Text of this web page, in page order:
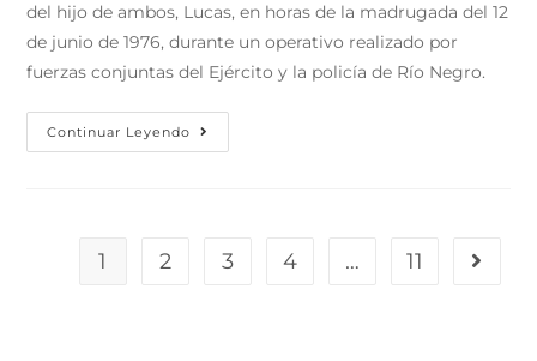
del hijo de ambos, Lucas, en horas de la madrugada del 12
de junio de 1976, durante un operativo realizado por
fuerzas conjuntas del Ejército y la policía de Río Negro.
Continuar Leyendo
1 2 3 4 … 11